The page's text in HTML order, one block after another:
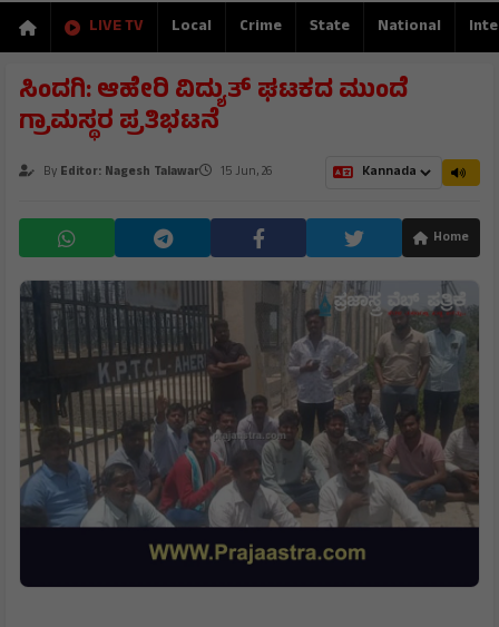
LIVE TV Local Crime State National
ಸಿಂದಗಿ: ಆಹೇರಿ ವಿದ್ಯುತ್ ಘಟಕದ ಮುಂದೆ
ಗ್ರಾಮಸ್ಥರ ಪ್ರತಿಭಟನೆ
ByEditor: Nagesh Talawar 15 Jun, 26
Home